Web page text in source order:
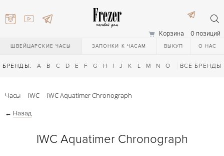
Корзина 0 позиций
ШВЕЙЦАРСКИЕ ЧАСЫ ЗАПОНКИ К ЧАСАМ ВЫКУП О НАС
БРЕНДЫ: A B C D E F G H I J K L M N O Q R S T
ВСЕ БРЕНДЫ
Часы IWC IWC Aquatimer Chronograph
← Назад
IWC Aquatimer Chronograph